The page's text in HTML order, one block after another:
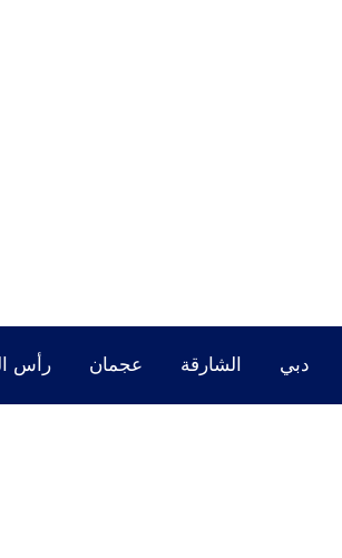
دبي الشارقة عجمان رأس